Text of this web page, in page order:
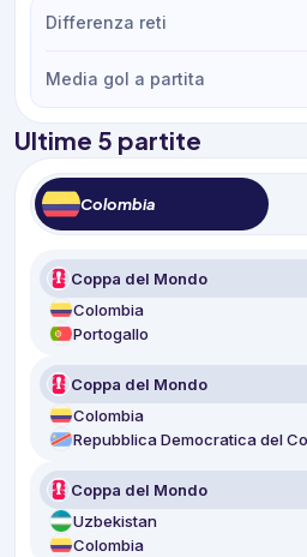
Differenza reti
Media gol a partita
Ultime 5 partite
Colombia
Coppa del Mondo
Colombia
Portogallo
Coppa del Mondo
Colombia
Repubblica Democratica del
Coppa del Mondo
Uzbekistan
Colombia